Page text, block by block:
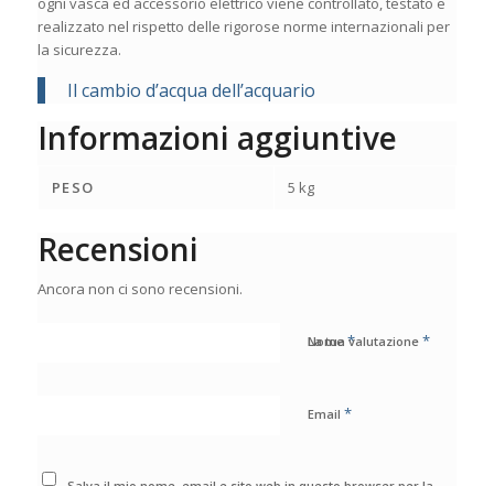
realizzato nel rispetto delle rigorose norme internazionali per
la sicurezza.
Il cambio d’acqua dell’acquario
Informazioni aggiuntive
PESO 5 kg
Recensioni
Ancora non ci sono recensioni.
Nome *
Email *
La tua valutazione *